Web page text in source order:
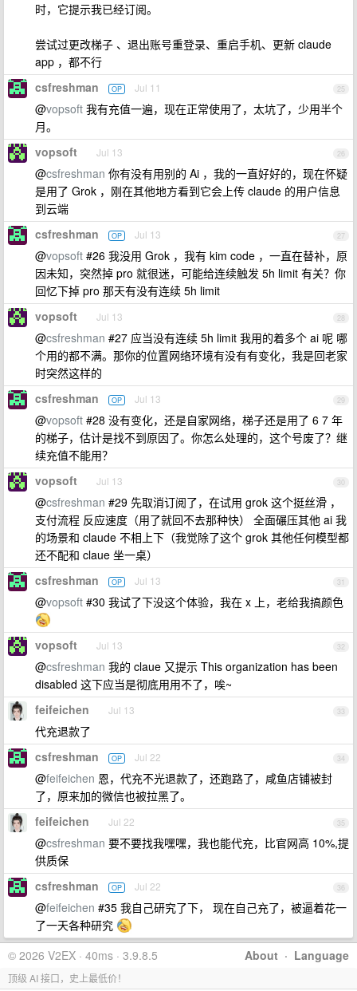
时，它提示我已经订阅。
尝试过更改梯子 、退出账号重登录、重启手机、更新 claude
app ，都不行
25
csfreshman OP Jul 11
@vopsoft 我有充值一遍，现在正常使用了，太坑了，少用半个
月。
26
vopsoft Jul 13
@csfreshman 你有没有用别的 Ai ，我的一直好好的，现在怀疑
是用了 Grok ，刚在其他地方看到它会上传 claude 的用户信息
到云端
27
csfreshman OP Jul 13
@vopsoft #26 我没用 Grok ，我有 kim code ，一直在替补，原
因未知，突然掉 pro 就很迷，可能给连续触发 5h limit 有关？你
回忆下掉 pro 那天有没有连续 5h limit
28
vopsoft Jul 13
@csfreshman #27 应当没有连续 5h limit 我用的着多个 ai 呢 哪
个用的都不满。那你的位置网络环境有没有有变化，我是回老家
时突然这样的
29
csfreshman OP Jul 13
@vopsoft #28 没有变化，还是自家网络，梯子还是用了 6 7 年
的梯子，估计是找不到原因了。你怎么处理的，这个号废了？继
续充值不能用？
30
vopsoft Jul 13
@csfreshman #29 先取消订阅了，在试用 grok 这个挺丝滑 ，
支付流程 反应速度（用了就回不去那种快） 全面碾压其他 ai 我
的场景和 claude 不相上下（我觉除了这个 grok 其他任何模型都
还不配和 claue 坐一桌）
31
csfreshman OP Jul 13
@vopsoft #30 我试了下没这个体验，我在 x 上，老给我搞颜色
32
vopsoft Jul 13
@csfreshman 我的 claue 又提示 This organization has been
disabled 这下应当是彻底用用不了，唉~
33
feifeichen Jul 13
代充退款了
34
csfreshman OP Jul 22
@feifeichen 恩，代充不光退款了，还跑路了，咸鱼店铺被封
了，原来加的微信也被拉黑了。
35
feifeichen Jul 22
@csfreshman 要不要找我嘿嘿，我也能代充，比官网高 10%,提
供质保
36
csfreshman OP Jul 22
@feifeichen #35 我自己研究了下， 现在自己充了，被逼着花一
了一天各种研究
About · Language
© 2026 V2EX · 40ms · 3.9.8.5
顶级 AI 接口，史上最低价！